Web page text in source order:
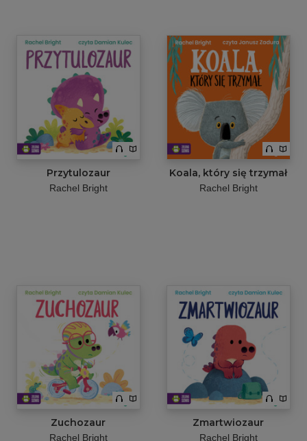
Przytulozaur
Rachel Bright
Koala, który się trzymał
Rachel Bright
Zuchozaur
Rachel Bright
Zmartwiozaur
Rachel Bright